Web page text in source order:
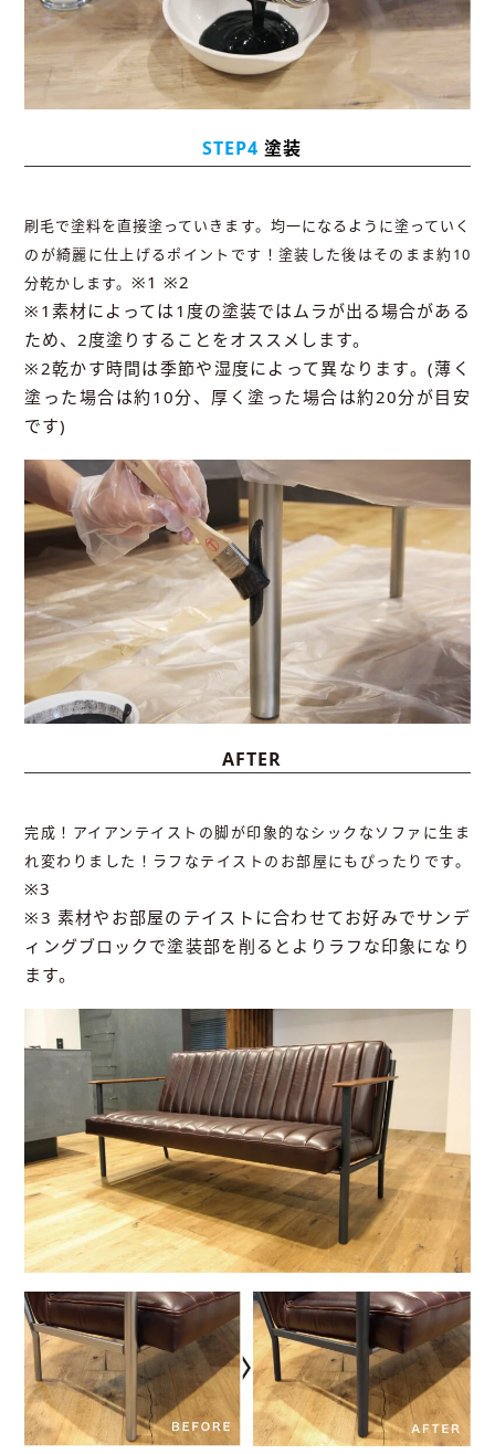
STEP4 塗装
刷毛で塗料を直接塗っていきます。均一になるように塗っていく
のが綺麗に仕上げるポイントです！塗装した後はそのまま約10
分乾かします。※1 ※2
※1素材によっては1度の塗装ではムラが出る場合がある
ため、2度塗りすることをオススメします。
※2乾かす時間は季節や湿度によって異なります。(薄く
塗った場合は約10分、厚く塗った場合は約20分が目安
です)
AFTER
完成！アイアンテイストの脚が印象的なシックなソファに生ま
れ変わりました！ラフなテイストのお部屋にもぴったりです。
※3
※3 素材やお部屋のテイストに合わせてお好みでサンデ
ィングブロックで塗装部を削るとよりラフな印象になり
ます。